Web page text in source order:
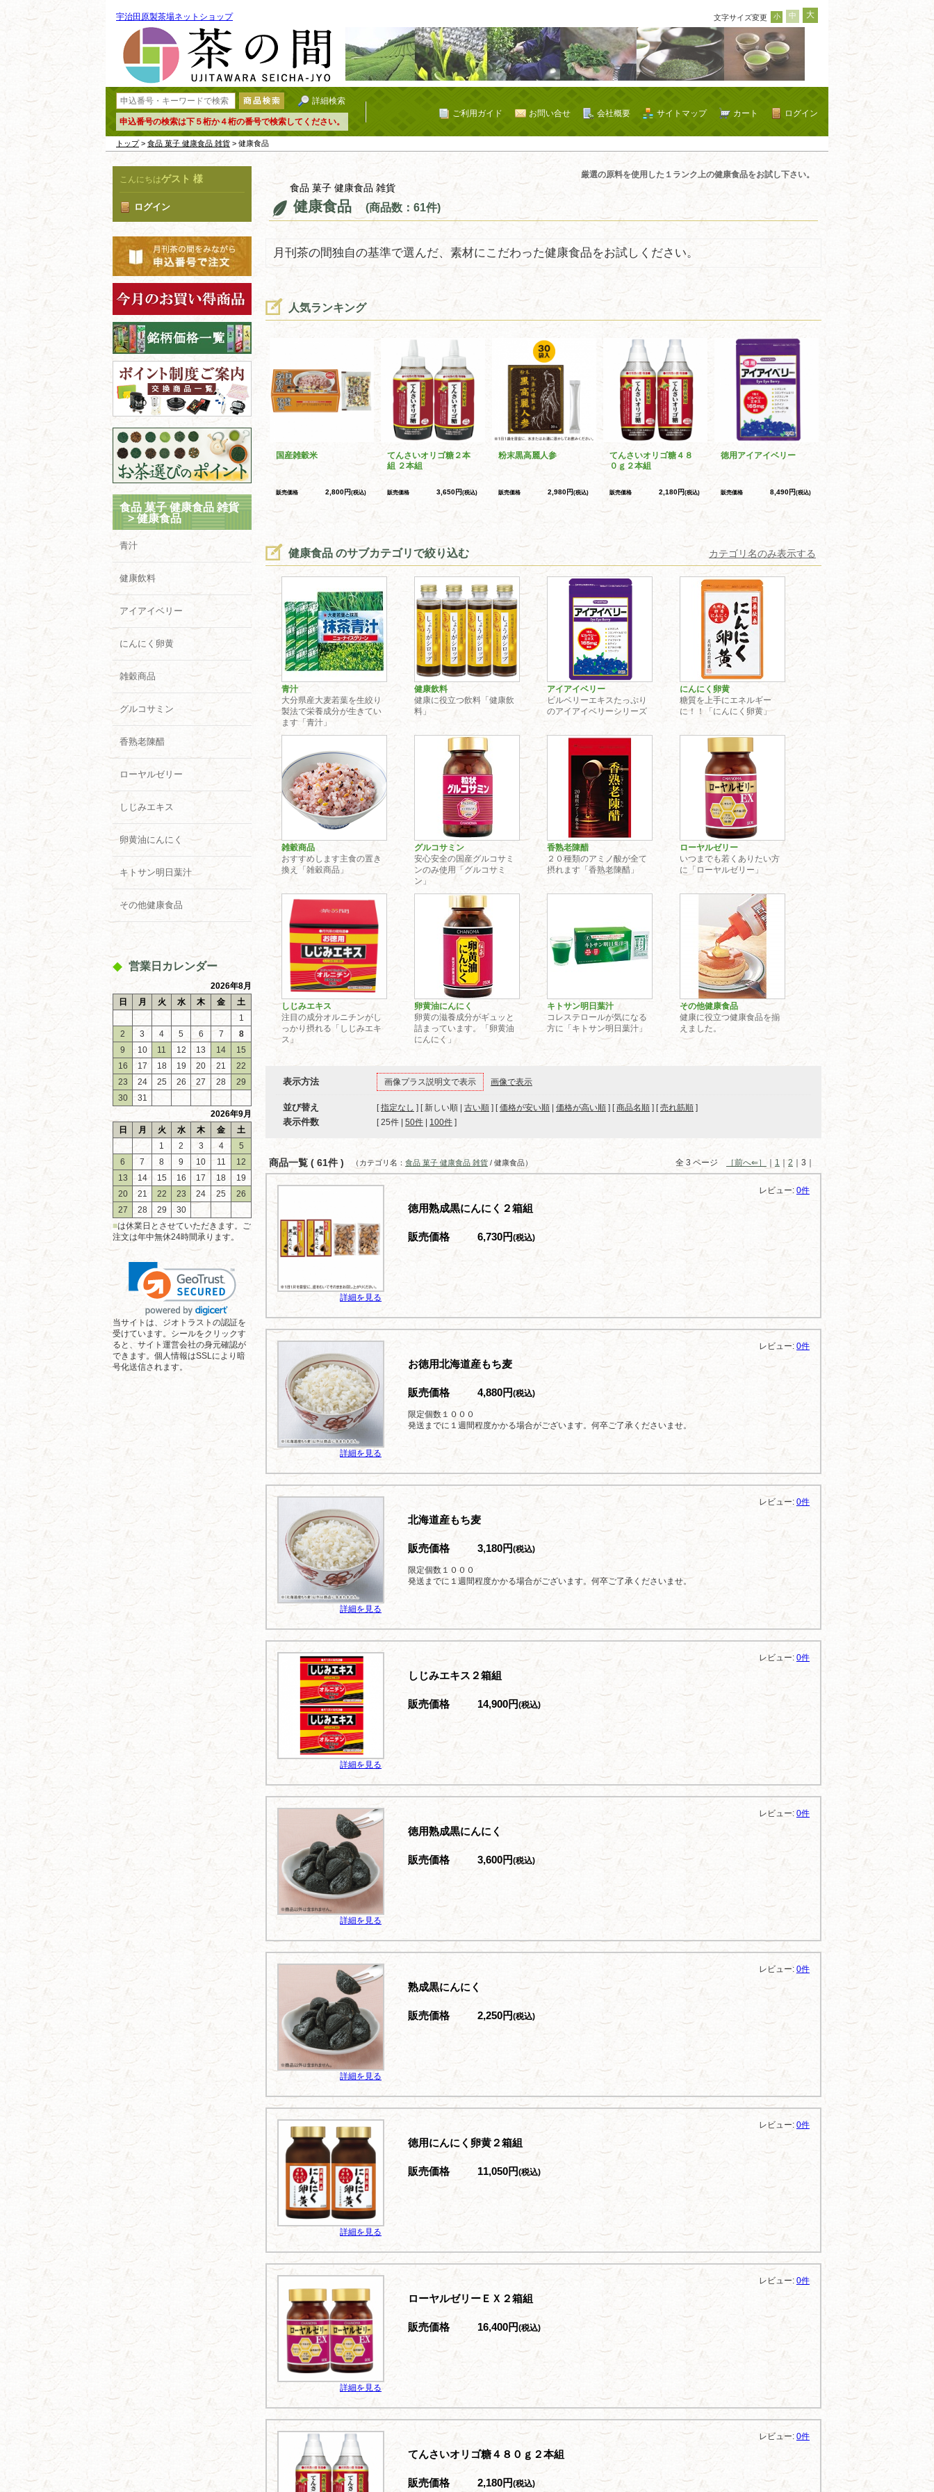
宇治田原製茶場ネットショップ 文字サイズ変更 小 中 大
詳細検索
申込番号の検索は下５桁か４桁の番号で検索してください。
ログイン
カート
サイトマップ
会社概要
お問い合せ
ご利用ガイド
トップ> 食品 菓子 健康食品 雑貨 > 健康食品
こんにちはゲスト 様
ログイン
食品 菓子 健康食品 雑貨
>健康食品
青汁
健康飲料
アイアイベリー
にんにく卵黄
雑穀商品
グルコサミン
香熟老陳醋
ローヤルゼリー
しじみエキス
卵黄油にんにく
キトサン明日葉汁
その他健康食品
営業日カレンダー
2026年8月
日
月 火 水 木 金
土
1
2
3 4 5 6 7
8
9
10 11 12 13 14
15
16
17 18 19 20 21
22
23
24 25 26 27 28
29
30
31
2026年9月
日
月 火 水 木 金
土
1
2 3 4
5
6
7 8 9 10 11
12
13
14 15 16 17 18
19
20
21 22 23 24 25
26
27
28 29
30
■は休業日とさせていただきます。ご
注文は年中無休24時間承ります。
当サイトは、ジオトラストの認証を
受けています。シールをクリックす
ると、サイト運営会社の身元確認が
できます。個人情報はSSLにより暗
号化送信されます。
厳選の原料を使用した１ランク上の健康食品をお試し下さい。
食品 菓子 健康食品 雑貨
健康食品 (商品数：61件)
月刊茶の間独自の基準で選んだ、素材にこだわった健康食品をお試しください。
人気ランキング
国産雑穀米
販売価格 2,800円(税込)
てんさいオリゴ糖２本
組 ２本組
販売価格 3,650円(税込)
粉末黒高麗人参
販売価格 2,980円(税込)
てんさいオリゴ糖４８
０ｇ２本組
販売価格 2,180円(税込)
徳用アイアイベリー
販売価格 8,490円(税込)
健康食品 のサブカテゴリで絞り込む カテゴリ名のみ表示する
青汁
大分県産大麦若葉を生絞り
製法で栄養成分が生きてい
ます「青汁」
健康飲料
健康に役立つ飲料「健康飲
料」
アイアイベリー
ビルベリーエキスたっぷり
のアイアイベリーシリーズ
にんにく卵黄
糖質を上手にエネルギー
に！！「にんにく卵黄」
雑穀商品
おすすめします主食の置き
換え「雑穀商品」
グルコサミン
安心安全の国産グルコサミ
ンのみ使用「グルコサミ
ン」
香熟老陳醋
２０種類のアミノ酸が全て
摂れます「香熟老陳醋」
ローヤルゼリー
いつまでも若くありたい方
に「ローヤルゼリー」
しじみエキス
注目の成分オルニチンがし
っかり摂れる「しじみエキ
ス」
卵黄油にんにく
卵黄の滋養成分がギュッと
詰まっています。「卵黄油
にんにく」
キトサン明日葉汁
コレステロールが気になる
方に「キトサン明日葉汁」
その他健康食品
健康に役立つ健康食品を揃
えました。
表示方法 画像プラス説明文で表示 画像で表示
並び替え [指定なし ] [ 新しい順 | 古い順 ] [価格が安い順 価格が高い順 ] [商品名順 ] [売れ筋順 ]
表示件数 [ 25件 50件 100件 ]
商品一覧 ( 61件 ) 全 3 ページ ［前へ⇐］ 1 ｜2 ｜3｜
（カテゴリ名： 食品 菓子 健康食品 雑貨 / 健康食品）
詳細を見る
レビュー: 0件
徳用熟成黒にんにく２箱組
販売価格 6,730円(税込)
詳細を見る
レビュー: 0件
お徳用北海道産もち麦
販売価格 4,880円(税込)
限定個数１０００
発送までに１週間程度かかる場合がございます。何卒ご了承くださいませ。
詳細を見る
レビュー: 0件
北海道産もち麦
販売価格 3,180円(税込)
限定個数１０００
発送までに１週間程度かかる場合がございます。何卒ご了承くださいませ。
詳細を見る
レビュー: 0件
しじみエキス２箱組
販売価格 14,900円(税込)
詳細を見る
レビュー: 0件
徳用熟成黒にんにく
販売価格 3,600円(税込)
詳細を見る
レビュー: 0件
熟成黒にんにく
販売価格 2,250円(税込)
詳細を見る
レビュー: 0件
徳用にんにく卵黄２箱組
販売価格 11,050円(税込)
詳細を見る
レビュー: 0件
ローヤルゼリーＥＸ２箱組
販売価格 16,400円(税込)
レビュー: 0件
てんさいオリゴ糖４８０ｇ２本組
販売価格 2,180円(税込)